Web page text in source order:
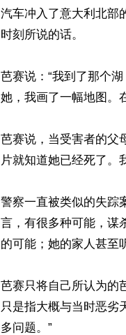
汽车冲入了意大利北部
时刻所说的话。
芭赛说：“我到了那个
她，我画了一幅地图。
芭赛说，当受害者的父
片就知道她已经死了。
警察一直被类似的失踪
言，有很多种可能，谋
的可能；她的家人甚至
芭赛只将自己所认为的
只是指大概与当时恶劣
多问题。”